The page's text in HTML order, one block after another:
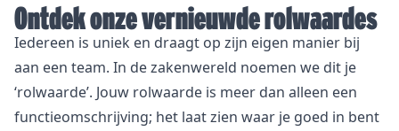
Ontdek onze vernieuwde rolwaardes
Iedereen is uniek en draagt op zijn eigen manier bij
aan een team. In de zakenwereld noemen we dit je
‘rolwaarde’. Jouw rolwaarde is meer dan alleen een
functieomschrijving; het laat zien waar je goed in bent